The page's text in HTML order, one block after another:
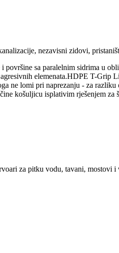
nezavisni zidovi,
sa paralelnim sidrima u
elemenata.HDPE T-Grip
ne lomi pri naprezanju - za razliku
košuljicu isplativim rješenjem za
za pitku vodu, tavani, mostovi